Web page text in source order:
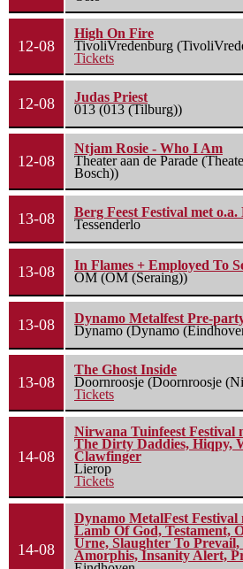
12-08
High On Fire
TivoliVredenburg
Tickets
12-08
Judas Priest
013 (013 (Tilburg))
12-08
Ntjam Rosie - Who I Am
Theater aan de Parade
Bosch))
13-08
Berg Feest Festival met o.a.
Tessenderlo
13-08
In Flames + Employed To
OM (OM (Seraing))
13-08
Dynamo Metalfest Pre-
Dynamo (Dynamo
13-08
The Ghost Inside
Doornroosje (Doornroosje
Tickets
14-08
Nirwana Tuinfeest Festival
The Dirty Daddies, Hiqpy,
Clawfinger
Lierop
Tickets
14-08
Dynamo MetalFest Festival
Lamb Of God, Testament,
Urne, Slaughter To
Amorphis, Insanity Alert,